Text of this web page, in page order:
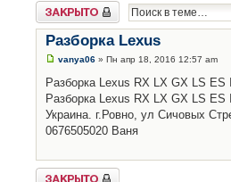
Закрыто
Разборка Lexus
vanya06 » Пн апр 18, 2016 12:57 am
Разборка Lexus RX LX GX LS ES
Разборка Lexus RX LX GX LS ES
Украина. г.Ровно, ул Сичовых
0676505020 Ваня
Закрыто